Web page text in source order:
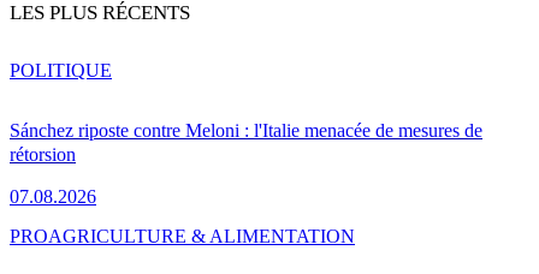
LES PLUS RÉCENTS
Sánchez riposte contre Meloni : l'Italie menacée de mesures de
rétorsion
07.08.2026
POLITIQUE
PROAGRICULTURE & ALIMENTATION